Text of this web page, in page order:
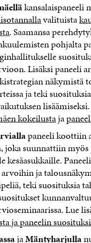
kansalaispaneeli
valituista
. Saamansa
pohjalta
Lisäksi paneeli
näkymistä
ja teki
kokeilustaja
paneeli koottiin
joka suunnattiin
kesäasukkaille.
ja
teki suosituksia
Lue
ja paneelin
jaMäntyharjulla